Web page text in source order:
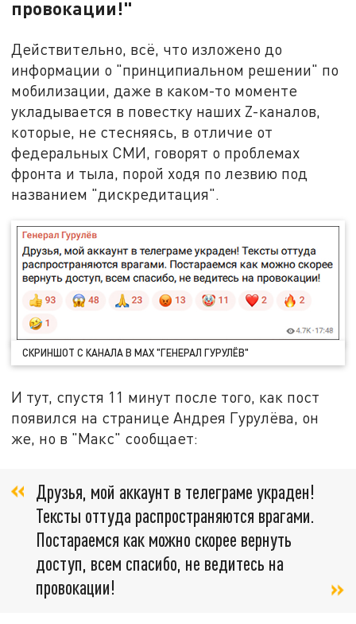
провокации!"
Действительно, всё, что изложено до
информации о "принципиальном решении" по
мобилизации, даже в каком-то моменте
укладывается в повестку наших Z-каналов,
которые, не стесняясь, в отличие от
федеральных СМИ, говорят о проблемах
фронта и тыла, порой ходя по лезвию под
названием "дискредитация".
СКРИНШОТ С КАНАЛА В MAX "ГЕНЕРАЛ ГУРУЛЁВ"
И тут, спустя 11 минут после того, как пост
появился на странице Андрея Гурулёва, он
же, но в "Макс" сообщает:
Друзья, мой аккаунт в телеграме украден!
Тексты оттуда распространяются врагами.
Постараемся как можно скорее вернуть
доступ, всем спасибо, не ведитесь на
провокации!